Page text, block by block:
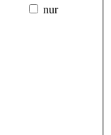
nur